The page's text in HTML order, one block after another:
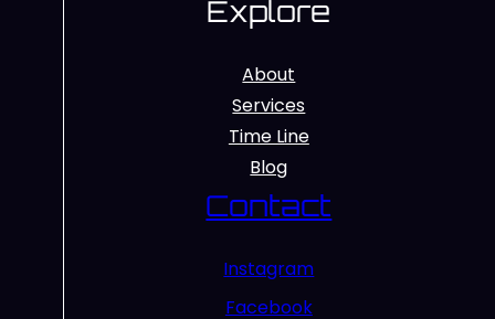
Explore
About
Services
Time Line
Blog
Contact
Instagram
Facebook